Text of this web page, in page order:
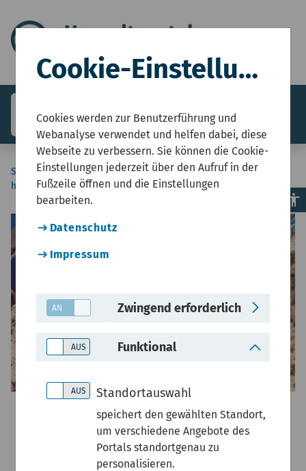
search menuMenü
Sie sind
hier:
Start
Umwelt und Gesundheit
Spielsand
©
Spielsand
Cookie-Einstellungen
Cookies werden zur Benutzerführung und
Webanalyse verwendet und helfen dabei, diese
Webseite zu verbessern. Sie können die Cookie-
Einstellungen jederzeit über den Aufruf in der
Fußzeile öffnen und die Einstellungen
bearbeiten.
Datenschutz
Impressum
Zwingend erforderlich
Funktional
Standortauswahl
speichert den gewählten Standort,
um verschiedene Angebote des
Portals standortgenau zu
personalisieren.
accessibility